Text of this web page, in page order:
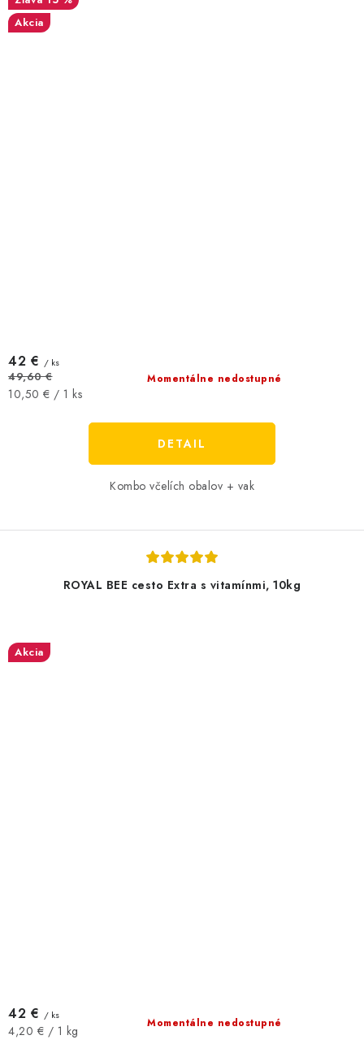
Akcia
Momentálne nedostupné
42 € / ks
49,60 €
Jednotková
10,50 € / 1 ks
DETAIL
Kombo včelích obalov + vak
ROYAL BEE cesto Extra s vitamínmi, 10kg
Akcia
Momentálne nedostupné
42 € / ks
Jednotková
4,20 € / 1 kg